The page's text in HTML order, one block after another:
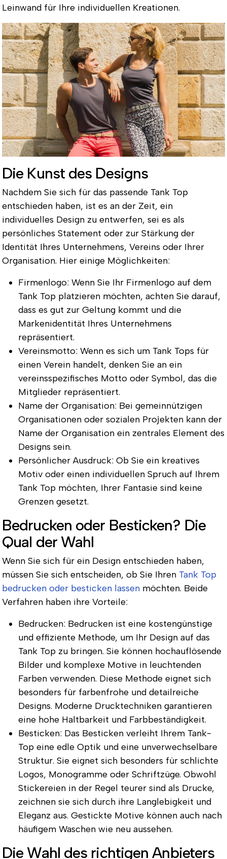
Leinwand für Ihre individuellen Kreationen.
Die Kunst des Designs
Nachdem Sie sich für das passende Tank Top
entschieden haben, ist es an der Zeit, ein
individuelles Design zu entwerfen, sei es als
persönliches Statement oder zur Stärkung der
Identität Ihres Unternehmens, Vereins oder Ihrer
Organisation. Hier einige Möglichkeiten:
Firmenlogo: Wenn Sie Ihr Firmenlogo auf dem
Tank Top platzieren möchten, achten Sie darauf,
dass es gut zur Geltung kommt und die
Markenidentität Ihres Unternehmens
repräsentiert.
Vereinsmotto: Wenn es sich um Tank Tops für
einen Verein handelt, denken Sie an ein
vereinsspezifisches Motto oder Symbol, das die
Mitglieder repräsentiert.
Name der Organisation: Bei gemeinnützigen
Organisationen oder sozialen Projekten kann der
Name der Organisation ein zentrales Element des
Designs sein.
Persönlicher Ausdruck: Ob Sie ein kreatives
Motiv oder einen individuellen Spruch auf Ihrem
Tank Top möchten, Ihrer Fantasie sind keine
Grenzen gesetzt.
Bedrucken oder Besticken? Die
Qual der Wahl
Wenn Sie sich für ein Design entschieden haben,
müssen Sie sich entscheiden, ob Sie Ihren Tank Top
bedrucken oder besticken lassen möchten. Beide
Verfahren haben ihre Vorteile:
Bedrucken: Bedrucken ist eine kostengünstige
und effiziente Methode, um Ihr Design auf das
Tank Top zu bringen. Sie können hochauflösende
Bilder und komplexe Motive in leuchtenden
Farben verwenden. Diese Methode eignet sich
besonders für farbenfrohe und detailreiche
Designs. Moderne Drucktechniken garantieren
eine hohe Haltbarkeit und Farbbeständigkeit.
Besticken: Das Besticken verleiht Ihrem Tank-
Top eine edle Optik und eine unverwechselbare
Struktur. Sie eignet sich besonders für schlichte
Logos, Monogramme oder Schriftzüge. Obwohl
Stickereien in der Regel teurer sind als Drucke,
zeichnen sie sich durch ihre Langlebigkeit und
Eleganz aus. Gestickte Motive können auch nach
häufigem Waschen wie neu aussehen.
Die Wahl des richtigen Anbieters